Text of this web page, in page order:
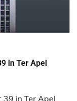
in Ter Apel
39 in Ter Apel